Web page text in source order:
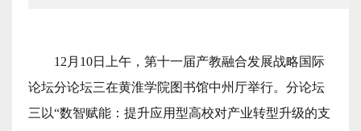
12月10日上午，第十一届产教融合发展战略国际
论坛分论坛三在黄淮学院图书馆中州厅举行。 分论坛
三以“数智赋能：提升应用型高校对产业转型升级的支